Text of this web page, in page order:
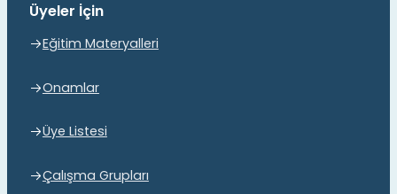
Üyeler İçin
Eğitim Materyalleri
Onamlar
Üye Listesi
Çalışma Grupları